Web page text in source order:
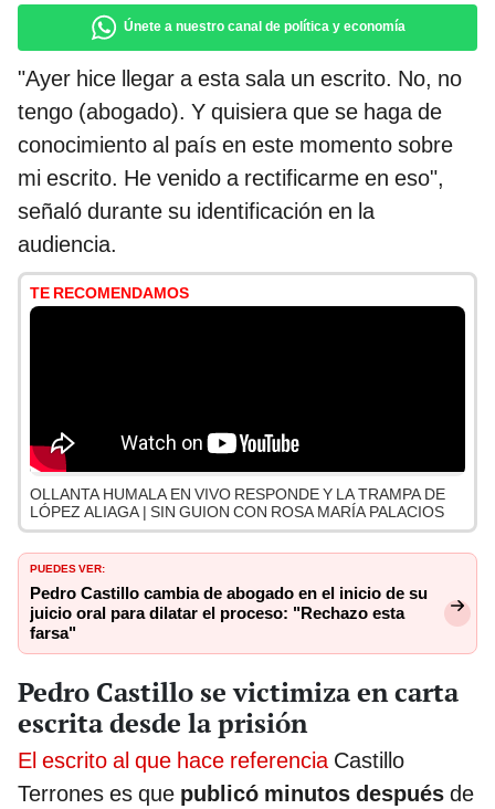
Únete a nuestro canal de política y economía
"Ayer hice llegar a esta sala un escrito. No, no
tengo (abogado). Y quisiera que se haga de
conocimiento al país en este momento sobre
mi escrito. He venido a rectificarme en eso",
señaló durante su identificación en la
audiencia.
TE RECOMENDAMOS
OLLANTA HUMALA EN VIVO RESPONDE Y LA TRAMPA DE
LÓPEZ ALIAGA | SIN GUION CON ROSA MARÍA PALACIOS
PUEDES VER:
Pedro Castillo cambia de abogado en el inicio de su
juicio oral para dilatar el proceso: "Rechazo esta
farsa"
Pedro Castillo se victimiza en carta
escrita desde la prisión
El escrito al que hace referenciaCastillo
Terrones es que publicó minutos después de